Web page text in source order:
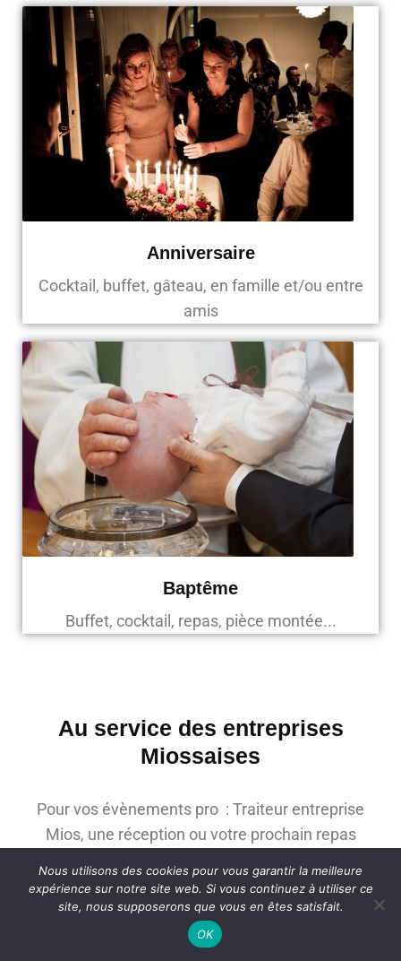
Anniversaire
Cocktail, buffet, gâteau, en famille et/ou entre
amis
Baptême
Buffet, cocktail, repas, pièce montée...
Au service des entreprises
Miossaises
Pour vos évènements pro : Traiteur entreprise
Mios, une réception ou votre prochain repas
déjeuner d’entreprise ou d’une pause déjeuner
avec la livraison ponctuelle de plateaux-repas ou
box lunch box. Service de brunch entreprise avec
Nous utilisons des cookies pour vous garantir la meilleure
expérience sur notre site web. Si vous continuez à utiliser ce
site, nous supposerons que vous en êtes satisfait.
OK